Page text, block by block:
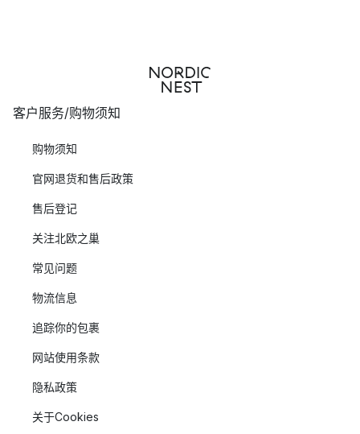
客户服务/购物须知
购物须知
官网退货和售后政策
售后登记
关注北欧之巢
常见问题
物流信息
追踪你的包裹
网站使用条款
隐私政策
关于Cookies